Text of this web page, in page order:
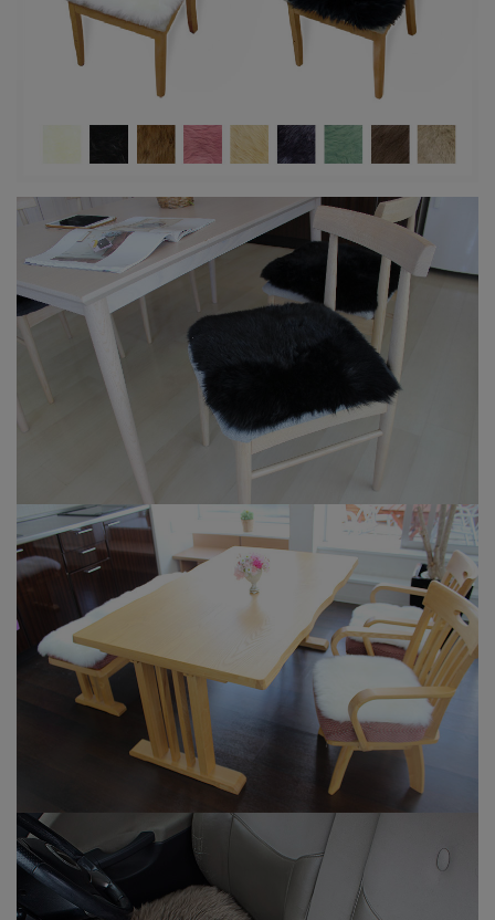
オーストラリア産
表地 羊毛皮100％
裏地 ポリエステル100％
備考
当店は複数店舗で在庫を共有しているた
め、稀に在庫切れでもすぐページ上に反
映されずご注文可能になっていることが
ございます。
その際にはご迷惑をおかけいたしますが
ご了承ください。
原皮のコンディションにより、職人の判
断で一部のみ繋ぎ合わせる場合がありま
ムートンのここが凄い！抜群の機能性
ムートンのお手入れ方法について
一枚ものでこの価格は大変リーズナブルと感じました。
ダイニングテーブルの椅子用に試しに3脚分購入してみ
たところかなり良かったのでもう3脚分 リピ買いです。
思っていたより厚みがありふわふわ、モコモコで高級感
があり満足です。 今回はお試しで小さいサイズを購入し